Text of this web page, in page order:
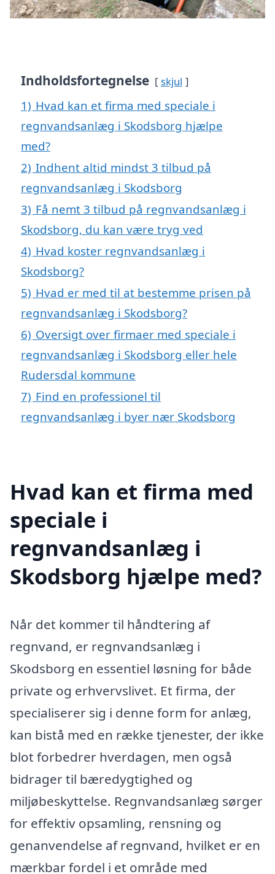
Indholdsfortegnelse skjul
1) Hvad kan et firma med speciale i
regnvandsanlæg i Skodsborg hjælpe
med?
2) Indhent altid mindst 3 tilbud på
regnvandsanlæg i Skodsborg
3) Få nemt 3 tilbud på regnvandsanlæg i
Skodsborg, du kan være tryg ved
4) Hvad koster regnvandsanlæg i
Skodsborg?
5) Hvad er med til at bestemme prisen på
regnvandsanlæg i Skodsborg?
6) Oversigt over firmaer med speciale i
regnvandsanlæg i Skodsborg eller hele
Rudersdal kommune
7) Find en professionel til
regnvandsanlæg i byer nær Skodsborg
Hvad kan et firma med
speciale i
regnvandsanlæg i
Skodsborg hjælpe med?
Når det kommer til håndtering af
regnvand, er regnvandsanlæg i
Skodsborg en essentiel løsning for både
private og erhvervslivet. Et firma, der
specialiserer sig i denne form for anlæg,
kan bistå med en række tjenester, der ikke
blot forbedrer hverdagen, men også
bidrager til bæredygtighed og
miljøbeskyttelse. Regnvandsanlæg sørger
for effektiv opsamling, rensning og
genanvendelse af regnvand, hvilket er en
mærkbar fordel i et område med